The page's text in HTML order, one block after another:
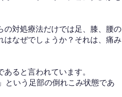
の対処療法だけでは足、膝、腰の
なぜでしょうか？それは、痛み
ると言われています。
という足部の倒れこみ状態であ